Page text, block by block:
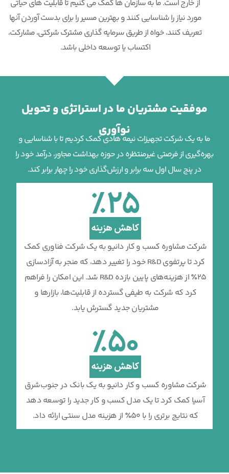
از خارج است. ما به سازمان ها کمک می کنیم تا قابلیت های حیاتی
مورد نیاز را شناسایی کنند و بهترین مسیر را برای بدست آوردن آنها
تعریف کنند، خواه از طریق سرمایه گذاری مشترک شرکتی، مشارکت،
اکتساب یا توسعه داخلی باشد.
موفقیت مشتریان ما در استراتژی و تحویل
نوآوری
ما به یک شرکت تجهیزات نیمه هادی کمک کردیم تا با شناسایی و
بهره‌گیری از فرصتی غیرمنتظره در حوزه بهداشت مجاور، درآمد خود را
در پنج سال اول سه برابر و ارزش‌گذاری خود را چهار برابر کند.
شرکت مشاوره کسب و کار دانیو به یک شرکت فناوری کمک
کرد تا پرتفوی R&D خود را تغییر دهد، که منجر به آزادسازی
25٪ از هزینه‌های پایین بازده R&D شد. این امکان را فراهم
کرد که شرکت به طیفی گسترده از قابلیت‌ها، بازارها و
مشتریان جدید گسترش یابد.
شرکت مشاوره کسب و کار دانیو به یک بانک در جنوب‌شرق
آسیا کمک کرد تا یک مدل کسب و کار جدید را توسعه دهد
که نتایج برتری را با 50٪ از هزینه مدل سنتی ارائه داد.